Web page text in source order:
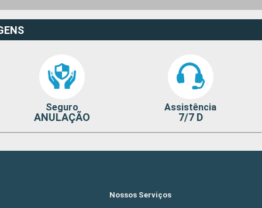
Seguro
ANULAÇÃO
Assistência
7/7 D
Nossos Serviços